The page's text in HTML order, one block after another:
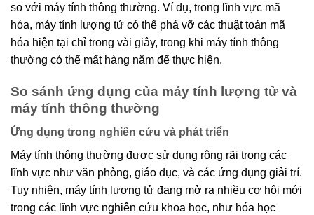
so với máy tính thông thường. Ví dụ, trong lĩnh vực mã
hóa, máy tính lượng tử có thể phá vỡ các thuật toán mã
hóa hiện tại chỉ trong vài giây, trong khi máy tính thông
thường có thể mất hàng năm để thực hiện.
So sánh ứng dụng của máy tính lượng tử và
máy tính thông thường
Ứng dụng trong nghiên cứu và phát triển
Máy tính thông thường được sử dụng rộng rãi trong các
lĩnh vực như văn phòng, giáo dục, và các ứng dụng giải trí.
Tuy nhiên, máy tính lượng tử đang mở ra nhiều cơ hội mới
trong các lĩnh vực nghiên cứu khoa học, như hóa học